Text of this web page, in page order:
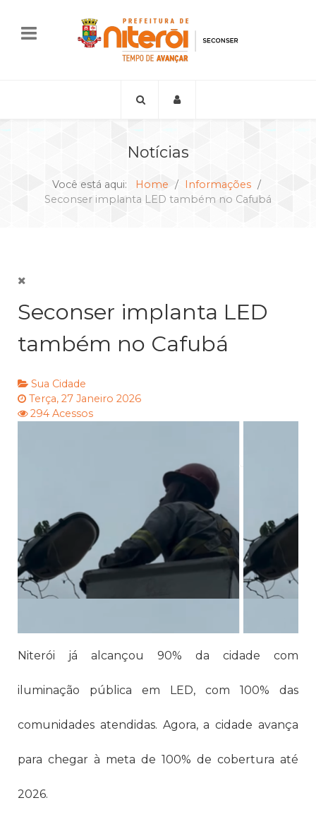
Notícias
Você está aqui: Home
Informações
Seconser implanta LED também no Cafubá
Seconser implanta LED
também no Cafubá
Sua Cidade
Terça, 27 Janeiro 2026
294 Acessos
Niterói já alcançou 90% da cidade com
iluminação pública em LED, com 100% das
comunidades atendidas. Agora, a cidade avança
para chegar à meta de 100% de cobertura até
2026.